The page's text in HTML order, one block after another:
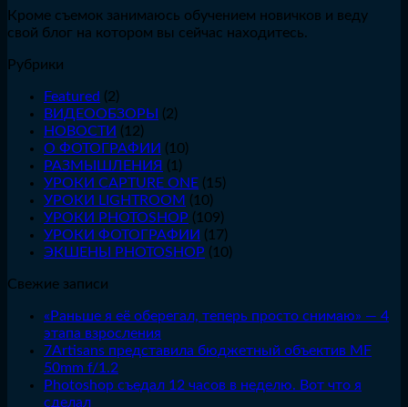
Кроме съемок занимаюсь обучением новичков и веду
свой блог на котором вы сейчас находитесь.
Рубрики
Featured (2)
ВИДЕООБЗОРЫ (2)
НОВОСТИ (12)
О ФОТОГРАФИИ (10)
РАЗМЫШЛЕНИЯ (1)
УРОКИ CAPTURE ONE (15)
УРОКИ LIGHTROOM (10)
УРОКИ PHOTOSHOP (109)
УРОКИ ФОТОГРАФИИ (17)
ЭКШЕНЫ PHOTOSHOP (10)
Свежие записи
«Раньше я её оберегал, теперь просто снимаю» — 4
этапа взросления
7Artisans представила бюджетный объектив MF
50mm f/1.2
Photoshop съедал 12 часов в неделю. Вот что я
сделал